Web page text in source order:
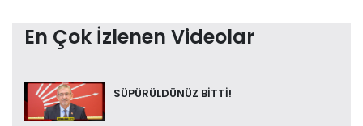
En Çok İzlenen Videolar
SÜPÜRÜLDÜNÜZ BİTTİ!